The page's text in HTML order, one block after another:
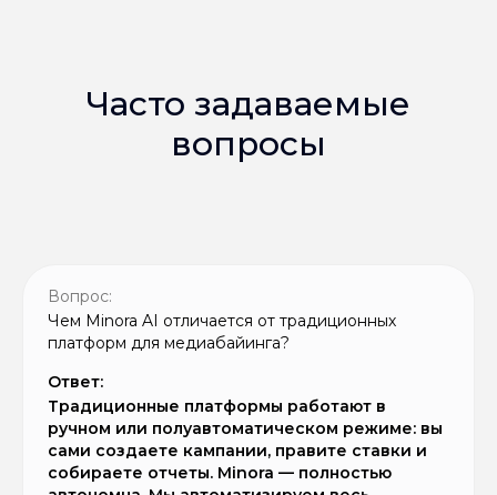
Часто задаваемые
вопросы
Вопрос:
Чем Minora AI отличается от традиционных
платформ для медиабайинга?
Ответ:
Традиционные платформы работают в
ручном или полуавтоматическом режиме: вы
сами создаете кампании, правите ставки и
собираете отчеты. Minora — полностью